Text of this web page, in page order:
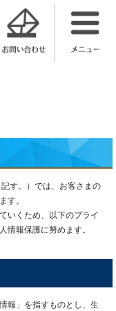
す。）では、お客さまの
す。
いくため、以下のプライ
情報保護に努めます。
報」を指すものとし、生